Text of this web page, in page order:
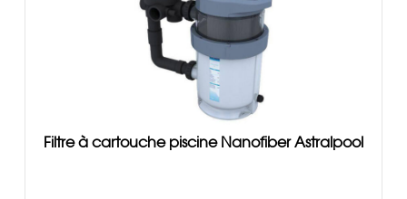
Filtre à cartouche piscine Nanofiber Astralpool